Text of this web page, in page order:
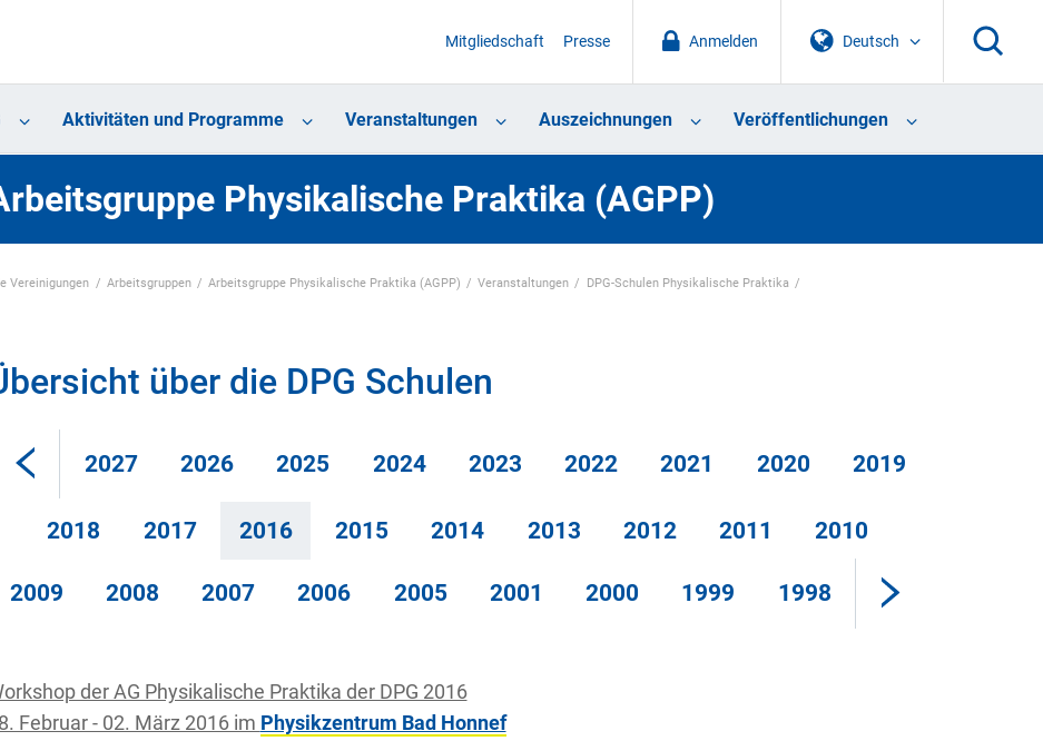
Deutsch
Anmelden
Mitgliedschaft Presse
Aktivitäten und Programme Veranstaltungen Auszeichnungen Veröffentlichungen
Physikalische Praktika (AGPP)
Vereinigungen Arbeitsgruppen Arbeitsgruppe Physikalische Praktika (AGPP) Veranstaltungen
DPG-Schulen Physikalische Praktika
über die DPG Schulen
2027 2026 2025 2024 2023 2022 2021 2020 2019
2018 2017 2016 2015 2014 2013 2012 2011 2010
2009 2008 2007 2006 2005 2001 2000 1999 1998
der AG Physikalische Praktika der DPG 2016
Februar - 02. März 2016 im Physikzentrum Bad Honnef